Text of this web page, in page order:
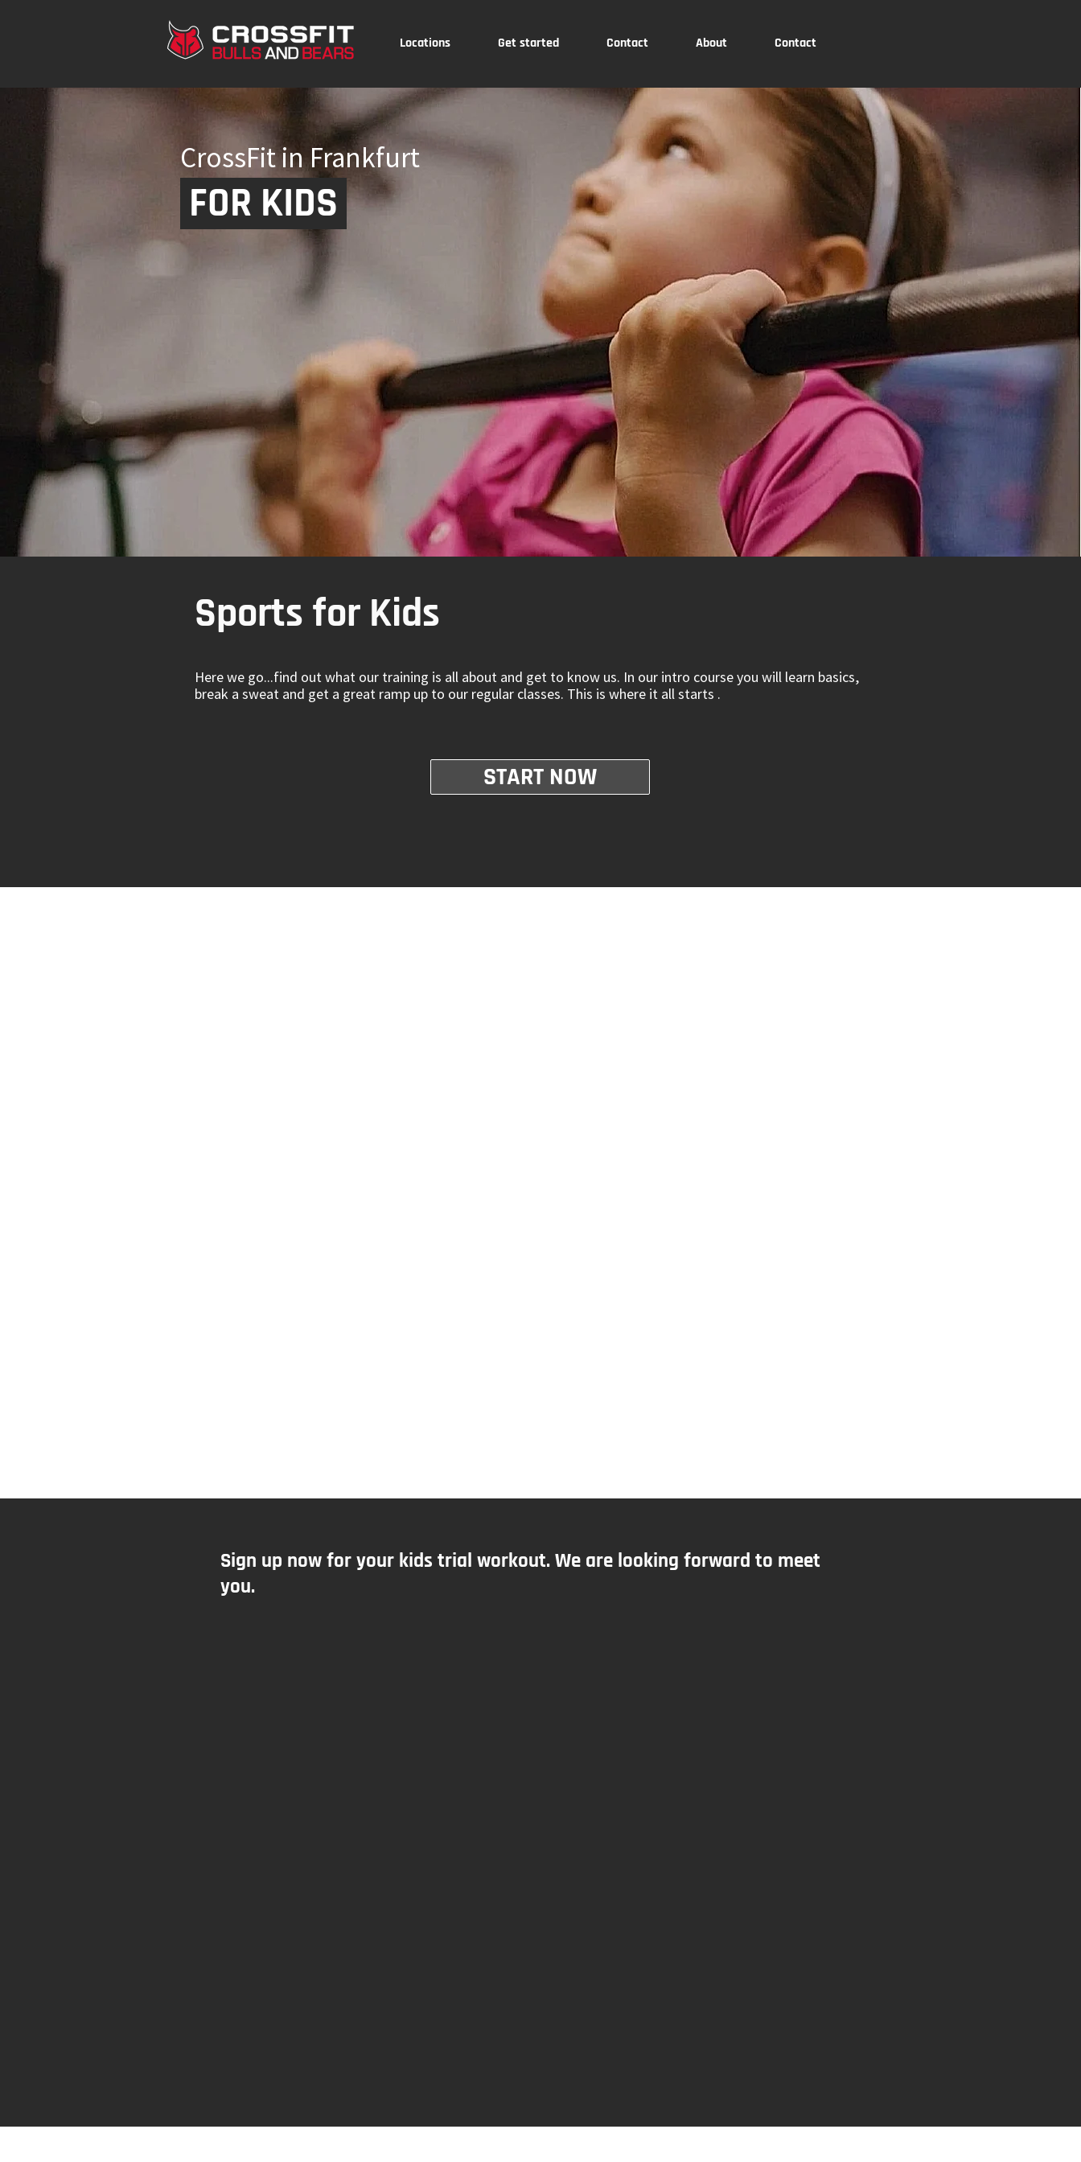
Locations Get started Contact About Contact
CrossFit in Frankfurt
FOR KIDS
Sports for Kids
Here we go...find out what our training is all about and get to know us. In our intro course you will learn basics,
break a sweat and get a great ramp up to our regular classes. This is where it all starts .
START NOW
Sign up now for your kids trial workout. We are looking forward to meet
you.